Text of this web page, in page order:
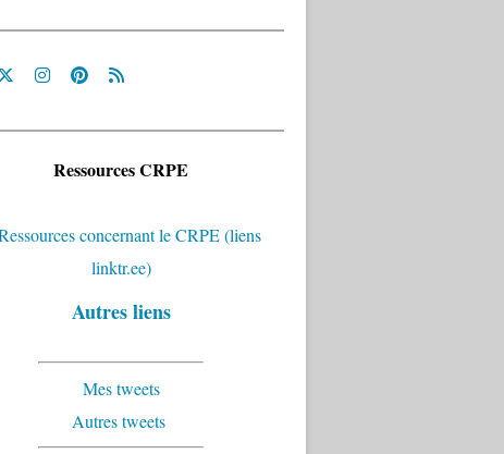
Ressources CRPE
Autres liens
Mes tweets
Autres tweets